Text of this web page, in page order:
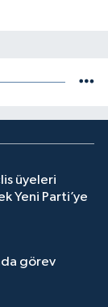
üyeleri
Yeni Parti’ye
görev